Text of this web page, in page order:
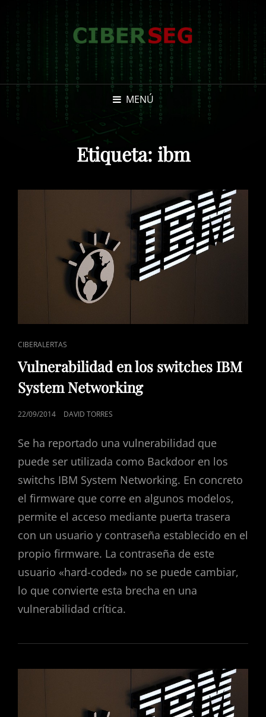
MENÚ
Etiqueta: ibm
ENLACES
DE
CATEGORÍAS
CIBERALERTAS
Vulnerabilidad en los switches IBM
System Networking
PUBLICADO
22/09/2014 DAVID TORRES
Se ha reportado una vulnerabilidad que
puede ser utilizada como Backdoor en los
switchs IBM System Networking. En concreto
el firmware que corre en algunos modelos,
permite el acceso mediante puerta trasera
con un usuario y contraseña establecido en el
propio firmware. La contraseña de este
usuario «hard-coded» no se puede cambiar,
lo que convierte esta brecha en una
vulnerabilidad crítica.